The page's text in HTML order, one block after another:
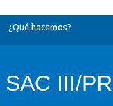
¿Qué hacemos?
SAC III/